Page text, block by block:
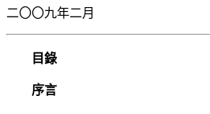
二〇〇九年二月
目錄
序言